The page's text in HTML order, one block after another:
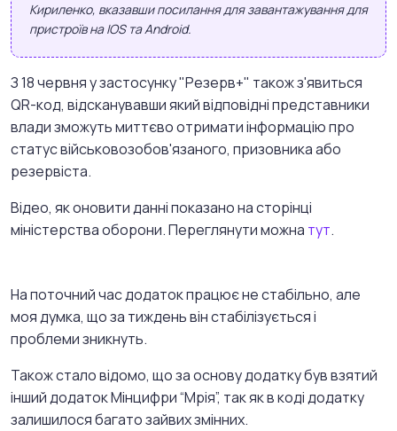
Кириленко, вказавши посилання для завантажування для
пристроїв на IOS та Android.
З 18 червня у застосунку "Резерв+" також з'явиться
QR-код, відсканувавши який відповідні представники
влади зможуть миттєво отримати інформацію про
статус військовозобов'язаного, призовника або
резервіста.
Відео, як оновити данні показано на сторінці
міністерства оборони. Переглянути можна тут.
На поточний час додаток працює не стабільно, але
моя думка, що за тиждень він стабілізується і
проблеми зникнуть.
Також стало відомо, що за основу додатку був взятий
інший додаток Мінцифри “Мрія”, так як в коді додатку
залишилося багато зайвих змінних.